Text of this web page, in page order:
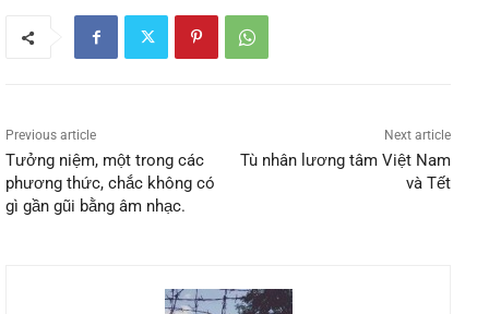
Previous article
Tưởng niệm, một trong các
phương thức, chắc không có
gì gần gũi bằng âm nhạc.
Next article
Tù nhân lương tâm Việt Nam
và Tết